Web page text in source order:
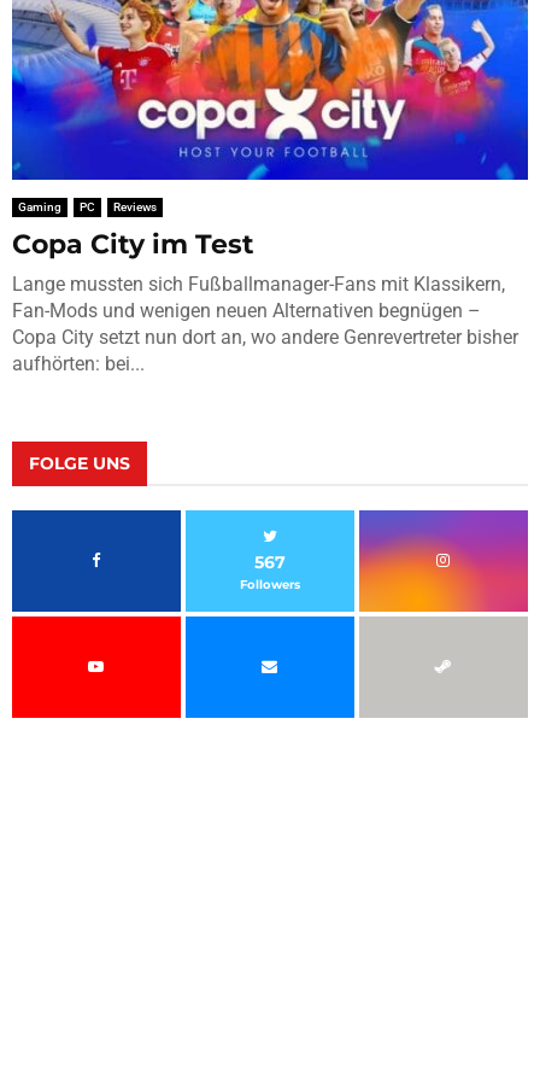
Gaming PC Reviews
Copa City im Test
Lange mussten sich Fußballmanager-Fans mit Klassikern,
Fan-Mods und wenigen neuen Alternativen begnügen –
Copa City setzt nun dort an, wo andere Genrevertreter bisher
aufhörten: bei...
FOLGE UNS
567
Followers